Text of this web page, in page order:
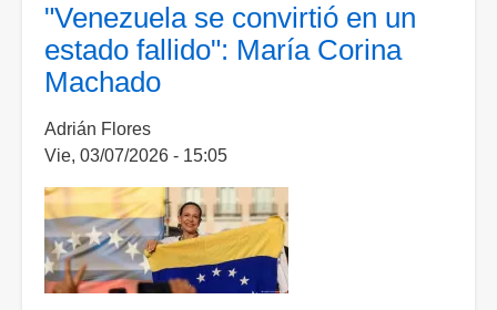
200
muertos
en
día
por
doble
terremoto;
cifra
total
asciende
"Venezuela se convirtió en un
estado fallido": María Corina
Machado
Adrián Flores
Vie, 03/07/2026 - 15:05